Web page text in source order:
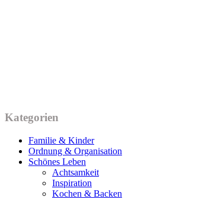
Kategorien
Familie & Kinder
Ordnung & Organisation
Schönes Leben
Achtsamkeit
Inspiration
Kochen & Backen